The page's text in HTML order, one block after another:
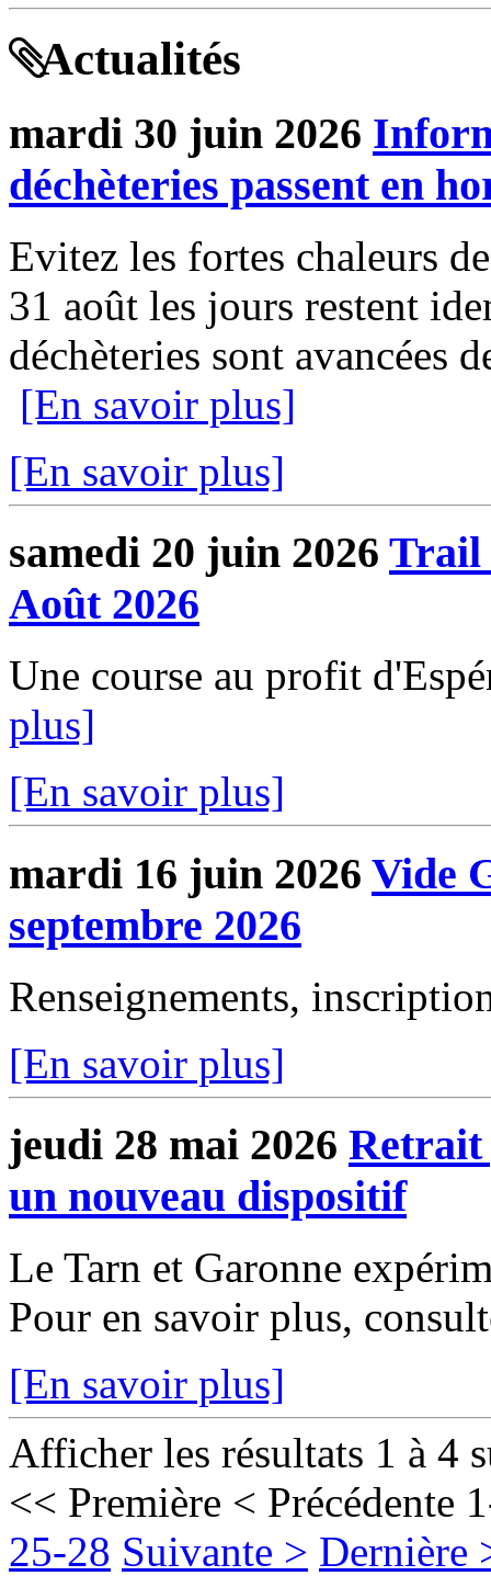
Actualités
mardi 30 juin 2026
déchèteries passent en
Evitez les fortes chaleurs
31 août les jours restent
déchèteries sont avancées
[En savoir plus]
[En savoir plus]
samedi 20 juin 2026 Trail
Août 2026
Une course au profit
plus]
[En savoir plus]
mardi 16 juin 2026 Vide
septembre 2026
Renseignements,
[En savoir plus]
jeudi 28 mai 2026 Retrait
un nouveau dispositif
Le Tarn et Garonne
Pour en savoir plus,
[En savoir plus]
Afficher les résultats 1 à 4
<< Première < Précédente
25-28 Suivante > Dernière